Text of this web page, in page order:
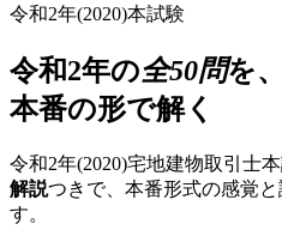
令和2年(2020)本試験
令和2年の全50問を、
本番の形で解く
令和2年(2020)宅地建物取引士
解説つきで、本番形式の感覚
す。